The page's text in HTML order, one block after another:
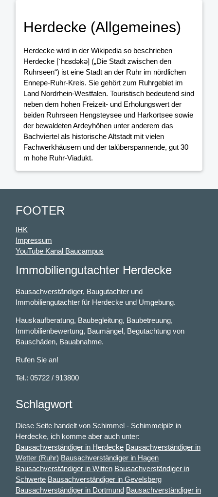
Herdecke (Allgemeines)
Herdecke wird in der Wikipedia so beschrieben
Herdecke [ˈhɛʁdəkə] („Die Stadt zwischen den
Ruhrseen“) ist eine Stadt an der Ruhr im nördlichen
Ennepe-Ruhr-Kreis. Sie gehört zum Ruhrgebiet im
Land Nordrhein-Westfalen. Touristisch bedeutend sind
neben dem hohen Freizeit- und Erholungswert der
beiden Ruhrseen Hengsteysee und Harkortsee sowie
der bewaldeten Ardeyhöhen unter anderem das
Bachviertel als historische Altstadt mit vielen
Fachwerkhäusern und der talüberspannende, gut 30
m hohe Ruhr-Viadukt.
FOOTER
IHK
Impressum
YouTube Kanal Baucampus
Immobiliengutachter Herdecke
Bausachverständiger, Baugutachter und
Immobiliengutachter für Herdecke und Umgebung.
Hauskaufberatung, Baubegleitung, Baubetreuung,
Immobilienbewertung, Baumängel, Begutachtung von
Bauschäden, Bauabnahme.
Rufen Sie an!
Tel.: 05722 / 913800
Schlagwort
Diese Seite handelt von Schimmel - Schimmelpilz in
Herdecke, ich komme aber auch unter:
Bausachverständiger in Herdecke Bausachverständiger in
Wetter (Ruhr) Bausachverständiger in Hagen
Bausachverständiger in Witten Bausachverständiger in
Schwerte Bausachverständiger in Gevelsberg
Bausachverständiger in Dortmund Bausachverständiger in